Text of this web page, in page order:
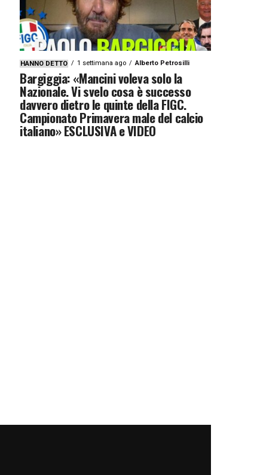
HANNO DETTO 1 settimana ago Alberto Petrosilli
Bargiggia: «Mancini voleva solo la
Nazionale. Vi svelo cosa è successo
davvero dietro le quinte della FIGC.
Campionato Primavera male del calcio
italiano» ESCLUSIVA e VIDEO